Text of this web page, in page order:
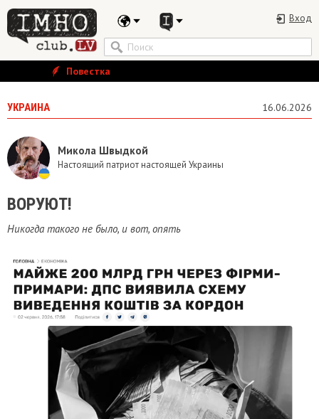
Вход
Повестка
УКРАИНА 16.06.2026
Микола Швыдкой
Настоящий патриот настоящей Украины
ВОРУЮТ!
Никогда такого не было, и вот, опять